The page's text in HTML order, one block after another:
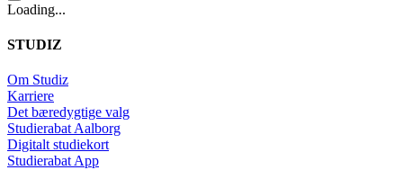
Loading...
STUDIZ
Om Studiz
Karriere
Det bæredygtige valg
Studierabat Aalborg
Digitalt studiekort
Studierabat App